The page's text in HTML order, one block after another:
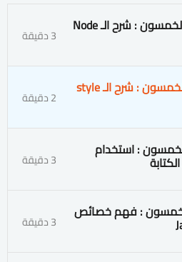
1. الدرس الواحد والخمسون : شرح الـ Node 3 دقيقة
2. الدرس الثاني والخمسون : شرح الـ style 2 دقيقة
: استخدام 3 دقيقة
: فهم خصائص 3 دقيقة